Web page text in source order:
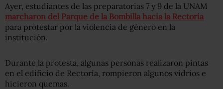
Ayer, estudiantes de las preparatorias 7 y 9 de la UNAM
marcharon del Parque de la Bombilla hacia la Rectoría
para protestar por la violencia de género en la
institución.
Durante la protesta, algunas personas realizaron pintas
en el edificio de Rectoría, rompieron algunos vidrios e
hicieron quemas.